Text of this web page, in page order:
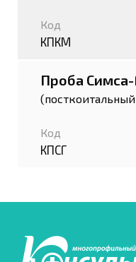
Код
КПКМ
Проба Симса-
(посткоитальный
Код
КПСГ